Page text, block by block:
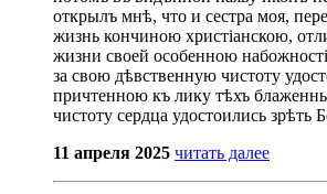
открылъ мнѣ, что и сестра моя,
жизнь кончиною христіанскою,
жизни своей особенною
за свою дѣвственную чистоту
причтенною къ лику тѣхъ
чистоту сердца удостоились зрѣть
11 апреля 2025 читать далее